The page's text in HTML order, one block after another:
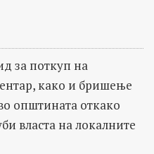
за поткуп на
како и бришење
општината откако
власта на локалните